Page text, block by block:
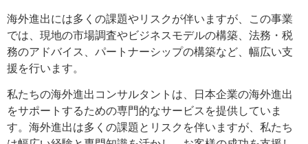
海外進出には多くの課題やリスクが伴いますが、この事業
では、現地の市場調査やビジネスモデルの構築、法務・税
務のアドバイス、パートナーシップの構築など、幅広い支
援を行います。
私たちの海外進出コンサルタントは、日本企業の海外進出
をサポートするための専門的なサービスを提供していま
す。海外進出は多くの課題とリスクを伴いますが、私たち